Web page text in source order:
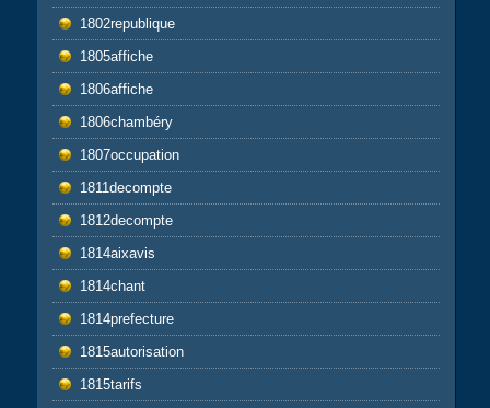
1802republique
1805affiche
1806affiche
1806chambéry
1807occupation
1811decompte
1812decompte
1814aixavis
1814chant
1814prefecture
1815autorisation
1815tarifs